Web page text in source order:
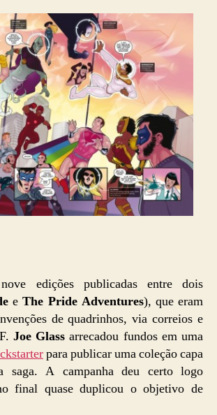
edições publicadas entre dois
eThe Pride Adventures), que eram
de quadrinhos, via correios e
Joe Glass arrecadou fundos em uma
para publicar uma coleção capa
saga. A campanha deu certo logo
final quase duplicou o objetivo de